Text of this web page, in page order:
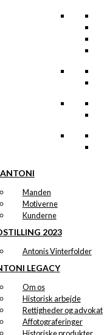
Manden
Motiverne
Kunderne
2023
Antonis Vinterfolder
LEGACY
Om os
Historisk arbejde
Rettigheder og advokat
Affotograferinger